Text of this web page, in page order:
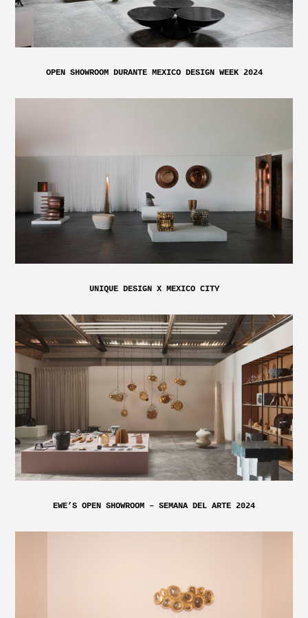
OPEN SHOWROOM DURANTE MEXICO DESIGN WEEK 2024
UNIQUE DESIGN X MEXICO CITY
EWE’S OPEN SHOWROOM – SEMANA DEL ARTE 2024